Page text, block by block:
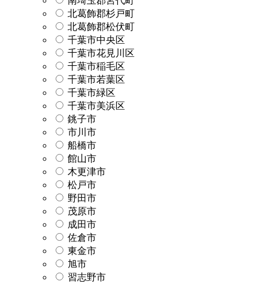
北葛飾郡杉戸町
北葛飾郡松伏町
千葉市中央区
千葉市花見川区
千葉市稲毛区
千葉市若葉区
千葉市緑区
千葉市美浜区
銚子市
市川市
船橋市
館山市
木更津市
松戸市
野田市
茂原市
成田市
佐倉市
東金市
旭市
習志野市